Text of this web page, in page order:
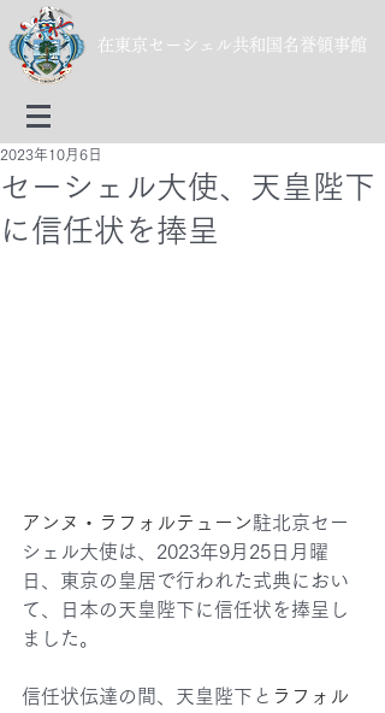
​在東京セーシェル共和国名誉領事館
セーシェル大使、天皇陛下
に信任状を捧呈
2023年10月6日
アンヌ・ラフォルテューン駐北京セー
シェル大使は、2023年9月25日月曜
日、東京の皇居で行われた式典におい
て、日本の天皇陛下に信任状を捧呈し
ました。
信任状伝達の間、天皇陛下と ラフォル